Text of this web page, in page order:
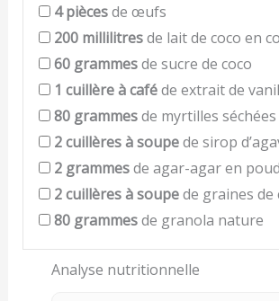
4 piècesde œufs
200 millilitresde lait de coco en
60 grammesde sucre de coco
1 cuillère à caféde extrait de
80 grammesde myrtilles séchées
2cuillères à soupede sirop
2 grammesde agar-agar en
2cuillères à soupede graines de
80 grammesde granola nature
Analyse nutritionnelle